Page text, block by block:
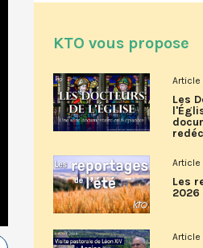
KTO vous propose
Article
Les
Article
Les
2026
Article